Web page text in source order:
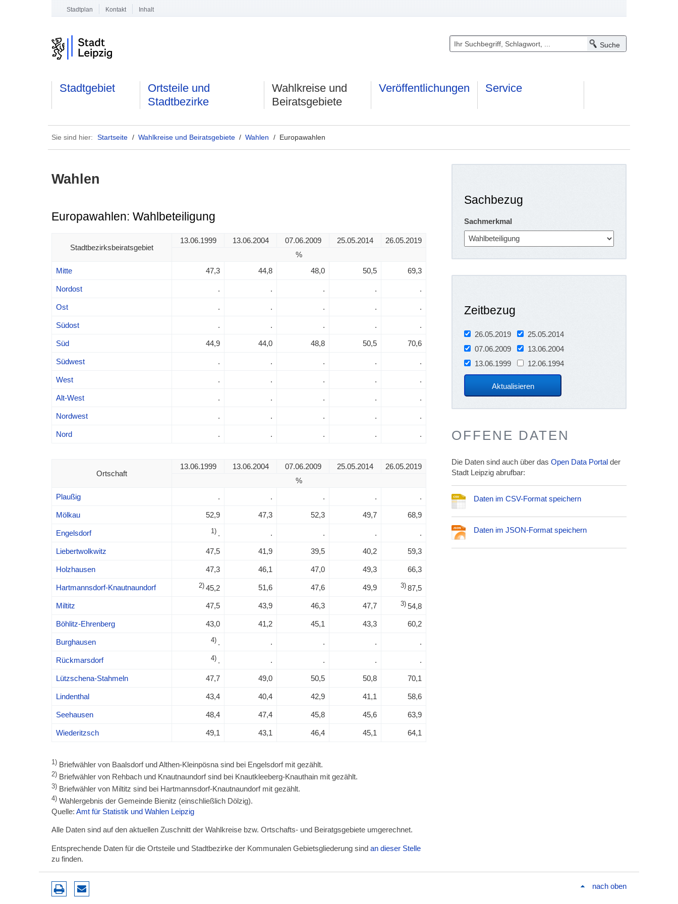
Stadtplan Kontakt Inhalt
Stadtgebiet
Ortsteile und
Stadtbezirke
Wahlkreise und
Beiratsgebiete
Veröffentlichungen Service
Sie sind hier: Startseite / Wahlkreise und Beiratsgebiete /Wahlen / Europawahlen
Wahlen
Europawahlen: Wahlbeteiligung
Stadtbezirksbeiratsgebiet
13.06.1999 13.06.2004 07.06.2009 25.05.2014
26.05.2019
%
Mitte
47,3 44,8 48,0 50,5 69,3
Nordost . . . . .
Ost . . . . .
Südost . . . . .
Süd 44,9 44,0 48,8 50,5 70,6
Südwest . . . . .
West . . . . .
Alt-West . . . . .
Nordwest . . . . .
Nord . . . . .
Ortschaft
13.06.1999 13.06.2004 07.06.2009 25.05.2014
26.05.2019
%
Plaußig
. . . . .
Mölkau 52,9 47,3 52,3 49,7 68,9
Engelsdorf 1) . . . . .
Liebertwolkwitz 47,5 41,9 39,5 40,2 59,3
Holzhausen 47,3 46,1 47,0 49,3 66,3
Hartmannsdorf-Knautnaundorf 2) 45,2 51,6 47,6 49,9 3) 87,5
Miltitz 47,5 43,9 46,3 47,7 3) 54,8
Böhlitz-Ehrenberg 43,0 41,2 45,1 43,3 60,2
Burghausen 4) . . . . .
Rückmarsdorf 4) . . . . .
Lützschena-Stahmeln 47,7 49,0 50,5 50,8 70,1
Lindenthal 43,4 40,4 42,9 41,1 58,6
Seehausen 48,4 47,4 45,8 45,6 63,9
Wiederitzsch 49,1 43,1 46,4 45,1 64,1
1) Briefwähler von Baalsdorf und Althen-Kleinpösna sind bei Engelsdorf mit gezählt.
2) Briefwähler von Rehbach und Knautnaundorf sind bei Knautkleeberg-Knauthain mit gezählt.
3) Briefwähler von Miltitz sind bei Hartmannsdorf-Knautnaundorf mit gezählt.
4) Wahlergebnis der Gemeinde Bienitz (einschließlich Dölzig).
Quelle: Amt für Statistik und Wahlen Leipzig
Alle Daten sind auf den aktuellen Zuschnitt der Wahlkreise bzw. Ortschafts- und Beiratgsgebiete umgerechnet.
Entsprechende Daten für die Ortsteile und Stadtbezirke der Kommunalen Gebietsgliederung sind an dieser Stelle
zu finden.
Sachbezug
Sachmerkmal
Zeitbezug
26.05.2019
25.05.2014
07.06.2009
13.06.2004
13.06.1999
12.06.1994
OFFENE DATEN
Die Daten sind auch über dasOpen Data Portal der
Stadt Leipzig abrufbar:
Daten im CSV-Format speichern
Daten im JSON-Format speichern
nach oben